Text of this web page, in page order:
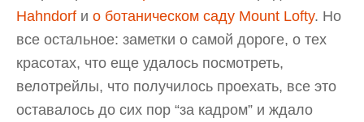
Hahndorf и о ботаническом саду Mount Lofty. Но
все остальное: заметки о самой дороге, о тех
красотах, что еще удалось посмотреть,
велотрейлы, что получилось проехать, все это
оставалось до сих пор “за кадром” и ждало